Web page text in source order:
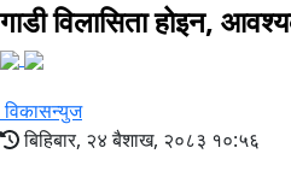
गाडी विलासिता होइन,
विकासन्युज
बिहिबार, २४ बैशाख, २०८३ १०:५६